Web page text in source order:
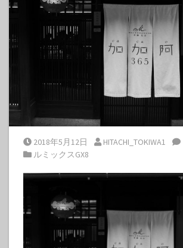
Posted on
2018年5月12日 Posted by
HITACHI_TOKIWA1
Posted in
ルミックスGX8